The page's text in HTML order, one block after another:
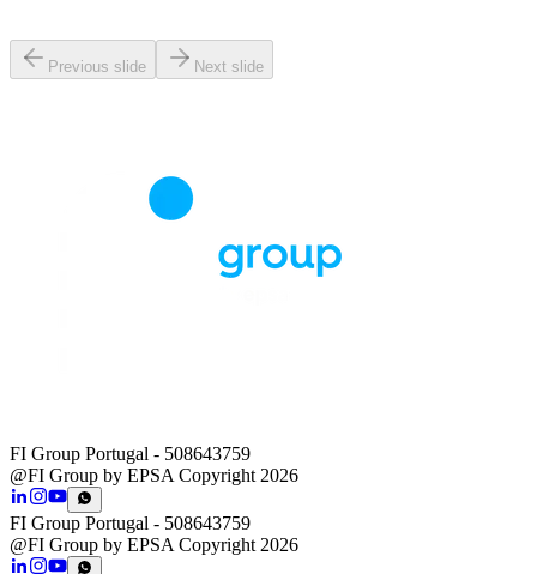
Previous slide Next slide
FI Group Portugal - 508643759
@FI Group by EPSA Copyright 2026
FI Group Portugal - 508643759
@FI Group by EPSA Copyright 2026